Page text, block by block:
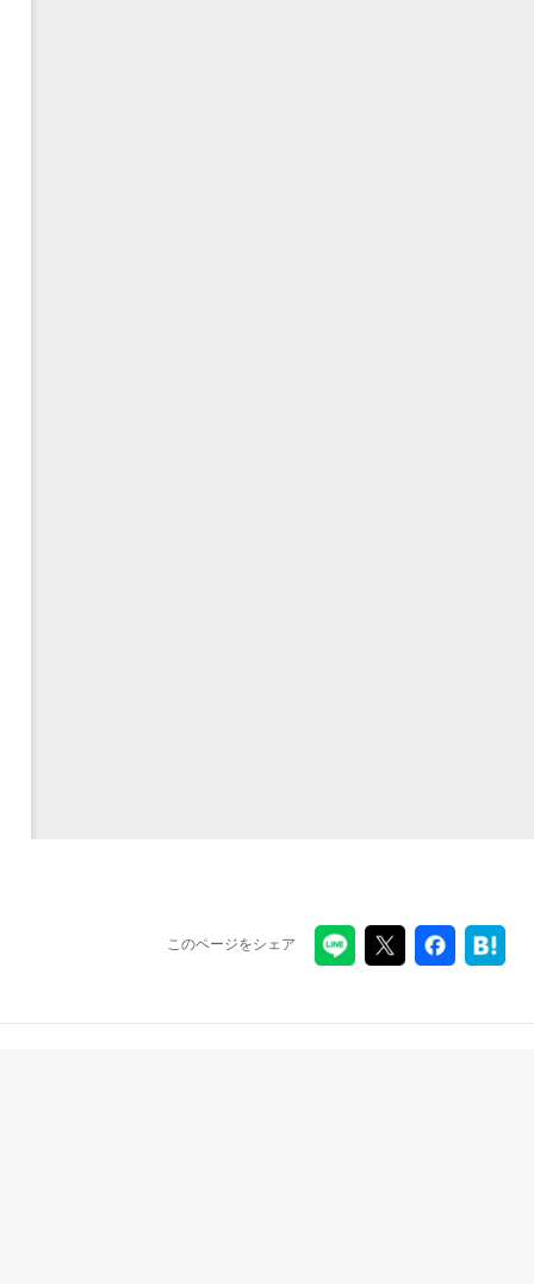
このページをシェア